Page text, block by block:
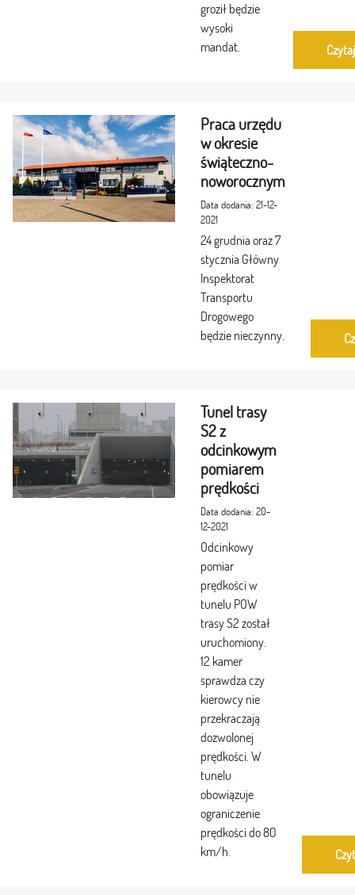
groził będzie
wysoki
mandat.
Praca urzędu
w okresie
świąteczno-
noworocznym
Data dodania: 21-12-
2021
24 grudnia oraz 7
stycznia Główny
Inspektorat
Transportu
Drogowego
będzie nieczynny.
Tunel trasy
S2 z
odcinkowym
pomiarem
prędkości
Data dodania: 20-
12-2021
Odcinkowy
pomiar
prędkości w
tunelu POW
trasy S2 został
uruchomiony.
12 kamer
sprawdza czy
kierowcy nie
przekraczają
dozwolonej
prędkości. W
tunelu
obowiązuje
ograniczenie
prędkości do 80
km/h.